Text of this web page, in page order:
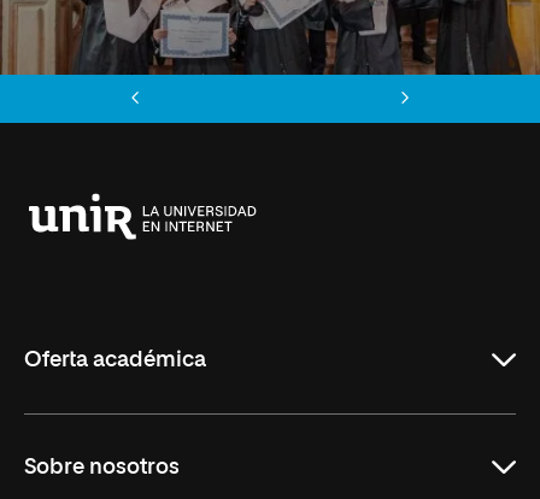
Oferta académica
Másteres Oficiales
Sobre nosotros